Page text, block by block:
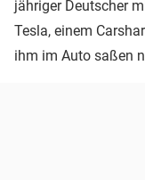
jähriger Deutscher
Tesla, einem
ihm im Auto saßen